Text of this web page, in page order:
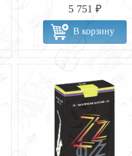
5 751 ₽
В корзину